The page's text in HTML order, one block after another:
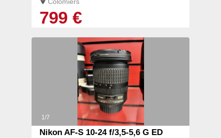
799 €
1/7
Nikon AF-S 10-24 f/3,5-5,6 G ED